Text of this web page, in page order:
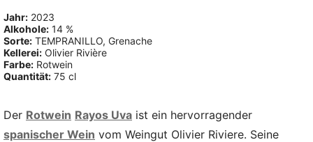
Jahr: 2023
Alkohole: 14 %
Sorte: TEMPRANILLO, Grenache
Kellerei: Olivier Rivière
Farbe: Rotwein
Quantität: 75 cl
Der Rotwein Rayos Uva ist ein hervorragender
spanischer Wein vom Weingut Olivier Riviere. Seine